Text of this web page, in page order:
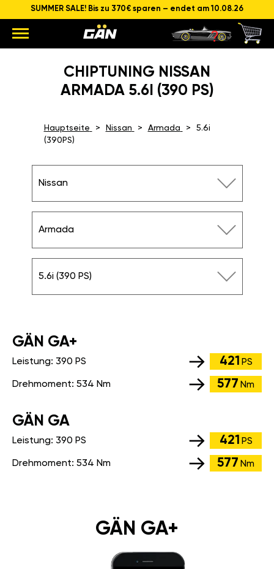
SUMMER SALE! Bis zu 370€ sparen – endet am 10.08.26
CHIPTUNING NISSAN
ARMADA 5.6I (390 PS)
Hauptseite Nissan Armada
5.6i
(390PS)
Nissan
Armada
5.6i (390 PS)
GÄN GA+
Leistung: 390 PS 421 PS
Drehmoment: 534 Nm 577 Nm
GÄN GA
Leistung: 390 PS 421 PS
Drehmoment: 534 Nm 577 Nm
GÄN GA+